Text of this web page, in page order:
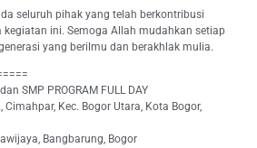
seluruh pihak yang telah berkontribusi
kegiatan ini. Semoga Allah mudahkan setiap
yang berilmu dan berakhlak mulia.
SMP PROGRAM FULL DAY
Cimahpar, Kec. Bogor Utara, Kota Bogor,
Bangbarung, Bogor